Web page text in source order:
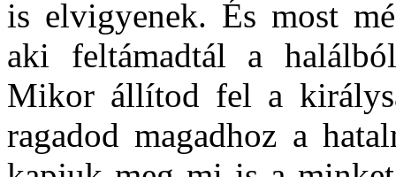
is elvigyenek. És most
aki feltámadtál a
Mikor állítod fel a
ragadod magadhoz a